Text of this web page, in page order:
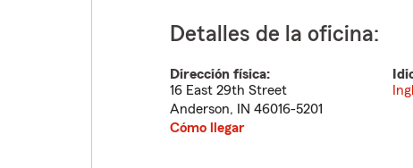
Detalles de la oficina:
Dirección física:
16 East 29th Street
Anderson, IN 46016-5201
Cómo llegar